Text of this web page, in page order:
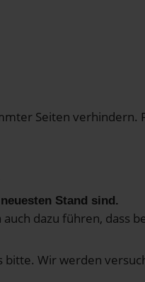
Seiten
Stand sind.
dazu führen,
Wir werden